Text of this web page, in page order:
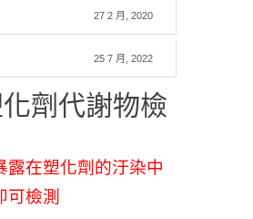
27 2 月, 2020
25 7 月, 2022
劑代謝物檢
露在塑化劑的汙染中
可檢測